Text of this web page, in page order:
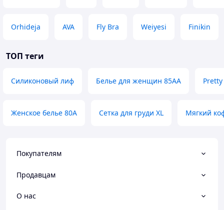
Orhideja AVA Fly Bra Weiyesi Finikin
ТОП теги
Силиконовый лиф Белье для женщин 85АА Pretty
Женское белье 80A Сетка для груди XL Мягкий
Покупателям
Продавцам
О нас